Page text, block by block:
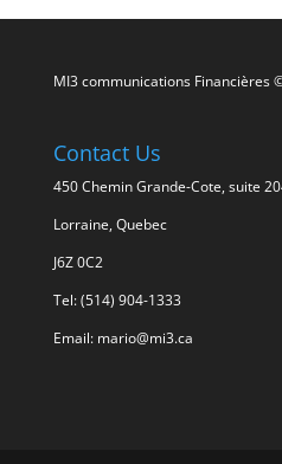
MI3 communications Financières
Contact Us
450 Chemin Grande-Cote, suite
Lorraine, Quebec
J6Z 0C2
Tel: (514) 904-1333
Email: mario@mi3.ca